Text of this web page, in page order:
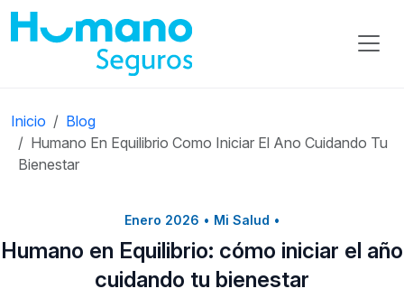
Inicio
Blog
Humano En Equilibrio Como Iniciar El Ano Cuidando Tu
Bienestar
Enero 2026 • Mi Salud •
Humano en Equilibrio: cómo iniciar el año
cuidando tu bienestar